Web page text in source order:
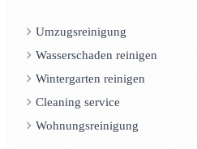
Umzugsreinigung
Wasserschaden reinigen
Wintergarten reinigen
Cleaning service
Wohnungsreinigung